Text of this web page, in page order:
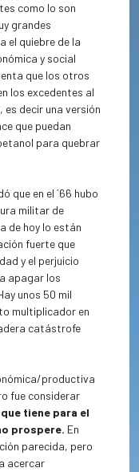
como lo son
grandes
el quiebre de la
y social
que los otros
los excedentes al
es decir una versión
que puedan
para quebrar
que en el ´66 hubo
militar de
de hoy lo están
fuerte que
y el perjuicio
apagar los
unos 50 mil
multiplicador en
catástrofe
productiva
fue considerar
tiene para el
prospere. En
parecida, pero
acercar